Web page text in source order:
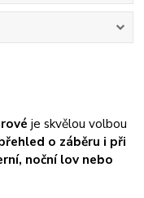
je skvělou volbou
o záběru i při
noční lov nebo